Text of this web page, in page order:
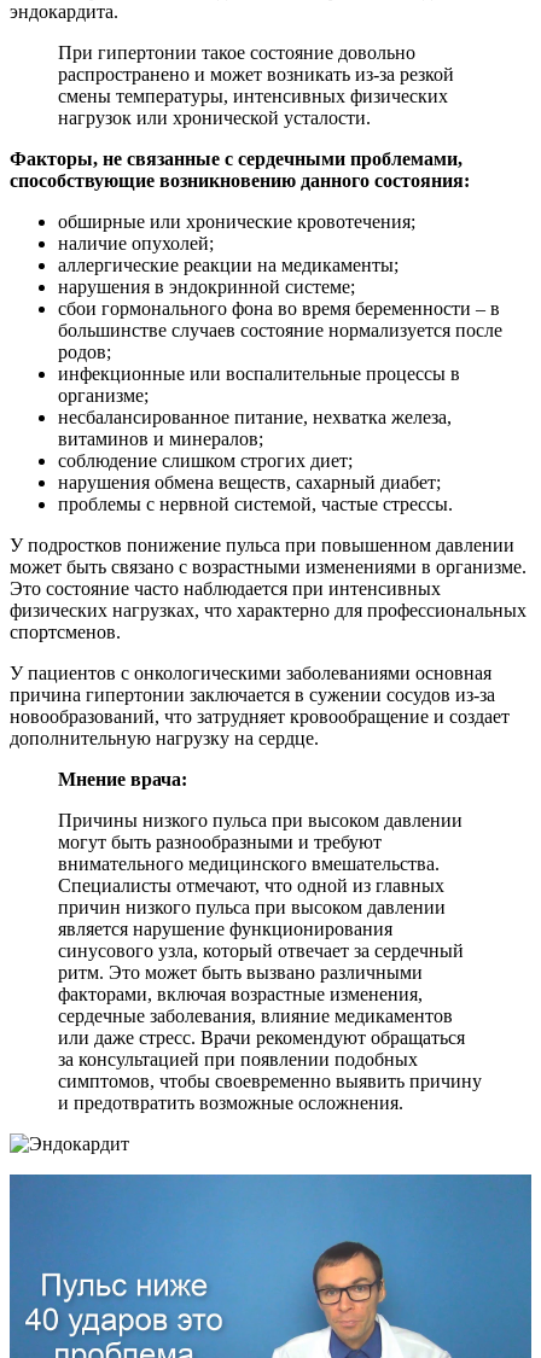
эндокардита.
При гипертонии такое состояние довольно
распространено и может возникать из-за резкой
смены температуры, интенсивных физических
нагрузок или хронической усталости.
Факторы, не связанные с сердечными проблемами,
способствующие возникновению данного состояния:
обширные или хронические кровотечения;
наличие опухолей;
аллергические реакции на медикаменты;
нарушения в эндокринной системе;
сбои гормонального фона во время беременности – в
большинстве случаев состояние нормализуется после
родов;
инфекционные или воспалительные процессы в
организме;
несбалансированное питание, нехватка железа,
витаминов и минералов;
соблюдение слишком строгих диет;
нарушения обмена веществ, сахарный диабет;
проблемы с нервной системой, частые стрессы.
У подростков понижение пульса при повышенном давлении
может быть связано с возрастными изменениями в организме.
Это состояние часто наблюдается при интенсивных
физических нагрузках, что характерно для профессиональных
спортсменов.
У пациентов с онкологическими заболеваниями основная
причина гипертонии заключается в сужении сосудов из-за
новообразований, что затрудняет кровообращение и создает
дополнительную нагрузку на сердце.
Мнение врача:
Причины низкого пульса при высоком давлении
могут быть разнообразными и требуют
внимательного медицинского вмешательства.
Специалисты отмечают, что одной из главных
причин низкого пульса при высоком давлении
является нарушение функционирования
синусового узла, который отвечает за сердечный
ритм. Это может быть вызвано различными
факторами, включая возрастные изменения,
сердечные заболевания, влияние медикаментов
или даже стресс. Врачи рекомендуют обращаться
за консультацией при появлении подобных
симптомов, чтобы своевременно выявить причину
и предотвратить возможные осложнения.